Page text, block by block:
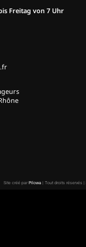
Freitag von 7 Uhr
Site créé par Pilowa | Tout droits réservés |